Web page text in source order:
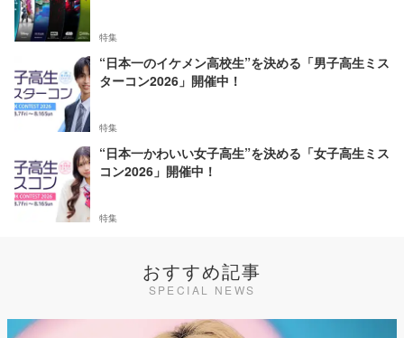
特集
“日本一のイケメン高校生”を決める「男子高生ミス
ターコン2026」開催中！
特集
“日本一かわいい女子高生”を決める「女子高生ミス
コン2026」開催中！
特集
おすすめ記事
SPECIAL NEWS